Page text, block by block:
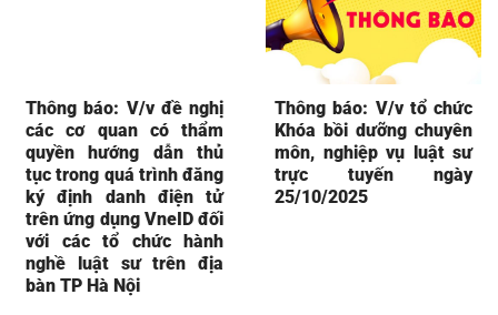
Thông báo: V/v đề nghị
các cơ quan có thẩm
quyền hướng dẫn thủ
tục trong quá trình đăng
ký định danh điện tử
trên ứng dụng VneID đối
với các tổ chức hành
nghề luật sư trên địa
bàn TP Hà Nội
Thông báo: V/v tổ chức
Khóa bồi dưỡng chuyên
môn, nghiệp vụ luật sư
trực tuyến ngày
25/10/2025